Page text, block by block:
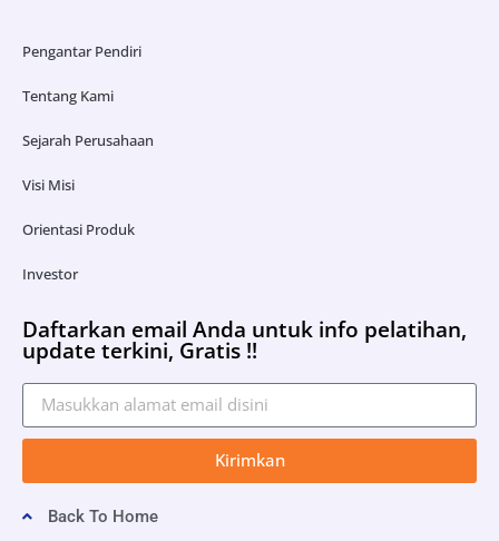
Pengantar Pendiri
Tentang Kami
Sejarah Perusahaan
Visi Misi
Orientasi Produk
Investor
Daftarkan email Anda untuk info pelatihan,
update terkini, Gratis !!
Kirimkan
Back To Home